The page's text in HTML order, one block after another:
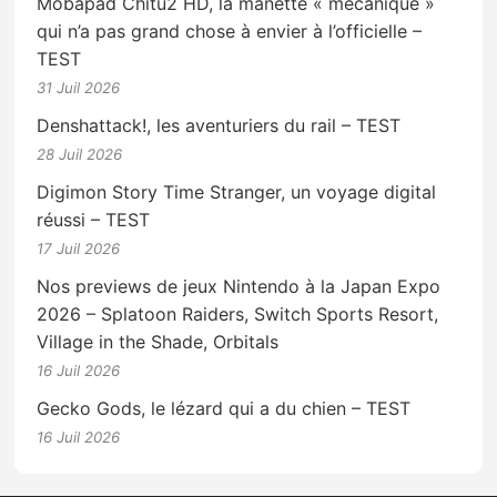
qui n’a pas grand chose à envier à l’officielle –
TEST
31 Juil 2026
Denshattack!, les aventuriers du rail – TEST
28 Juil 2026
Digimon Story Time Stranger, un voyage digital
réussi – TEST
17 Juil 2026
Nos previews de jeux Nintendo à la Japan Expo
2026 – Splatoon Raiders, Switch Sports Resort,
Village in the Shade, Orbitals
16 Juil 2026
Gecko Gods, le lézard qui a du chien – TEST
16 Juil 2026